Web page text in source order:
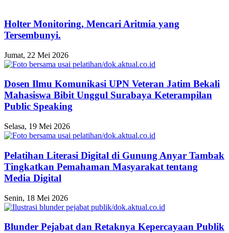
Holter Monitoring, Mencari Aritmia yang
Tersembunyi.
Jumat, 22 Mei 2026
Dosen Ilmu Komunikasi UPN Veteran Jatim Bekali
Mahasiswa Bibit Unggul Surabaya Keterampilan
Public Speaking
Selasa, 19 Mei 2026
Pelatihan Literasi Digital di Gunung Anyar Tambak
Tingkatkan Pemahaman Masyarakat tentang
Media Digital
Senin, 18 Mei 2026
Blunder Pejabat dan Retaknya Kepercayaan Publik